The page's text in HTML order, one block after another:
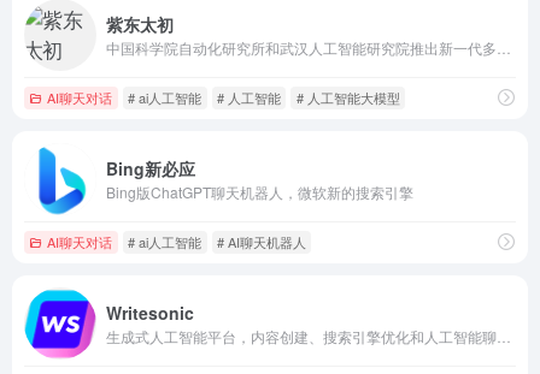
紫东太初
AI聊天对话 # ai人工智能 # 人工智能 # 人工智能大模型
Bing新必应
Bing版ChatGPT聊天机器人，微软新的搜索引擎
AI聊天对话 # ai人工智能 # AI聊天机器人
Writesonic